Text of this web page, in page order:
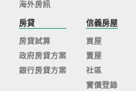
海外房訊
房貸
房貸試算
政府房貸方案
銀行房貸方案
信義房屋
買屋
賣屋
社區
實價登錄